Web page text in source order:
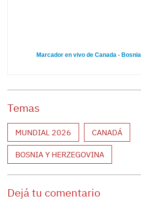
Marcador en vivo de Canada -
Temas
MUNDIAL 2026 CANADÁ
BOSNIA Y HERZEGOVINA
Dejá tu comentario